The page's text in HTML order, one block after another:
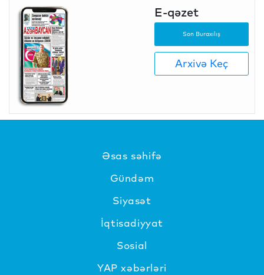
E-qəzet
Son Buraxılış
Arxivə Keç
Əsas səhifə
Gündəm
Siyasət
İqtisadiyyat
Sosial
YAP xəbərləri